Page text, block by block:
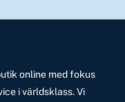
online med fokus
i världsklass. Vi